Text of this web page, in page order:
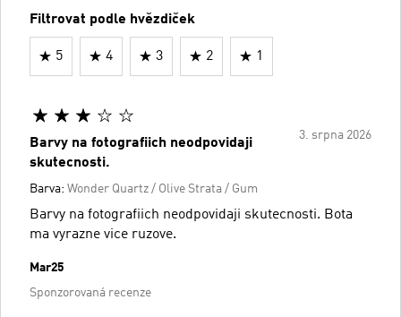
Filtrovat podle hvězdiček
5 4 3 2 1
3. srpna 2026
Barvy na fotografiich neodpovidaji
skutecnosti.
Barva: Wonder Quartz / Olive Strata / Gum
Barvy na fotografiich neodpovidaji skutecnosti. Bota
ma vyrazne vice ruzove.
Mar25
Sponzorovaná recenze